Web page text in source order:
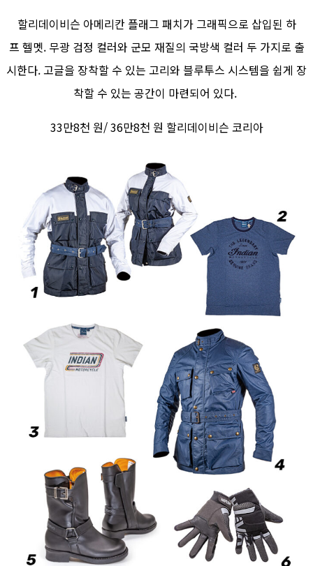
할리데이비슨 아메리칸 플래그 패치가 그래픽으로 삽입된 하
프 헬멧. 무광 검정 컬러와 군모 재질의 국방색 컬러 두 가지로 출
시한다. 고글을 장착할 수 있는 고리와 블루투스 시스템을 쉽게 장
착할 수 있는 공간이 마련되어 있다.
33만8천 원/ 36만8천 원 할리데이비슨 코리아